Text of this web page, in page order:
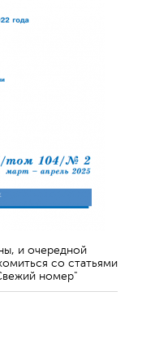
и очередной
со статьями
номер"